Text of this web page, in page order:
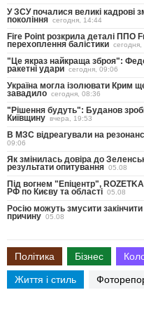
У ЗСУ почалися великі кадрові
покоління сегодня, 14:44
Fire Point розкрила деталі ППО
перехоплення балістики сегодня,
"Це якраз найкраща зброя":
ракетні удари сегодня, 09:06
Україна могла ізолювати Крим
завадило сегодня, 08:36
"Рішення будуть": Буданов
Київщину вчера, 19:53
В МЗС відреагували на
09:06
Як змінилась довіра до
результати опитування 05.08
Під вогнем "Епіцентр",
РФ по Києву та області 05.08
Росію можуть змусити
причину 05.08
Політика Бізнес
Життя і стиль